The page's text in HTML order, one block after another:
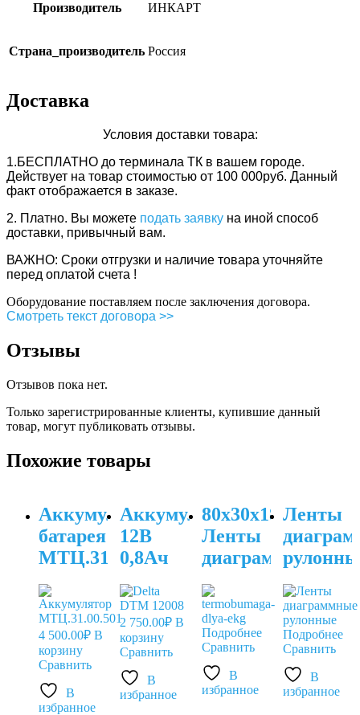
Производитель ИНКАРТ
Страна_производитель Россия
Доставка
Условия доставки товара:
1.БЕСПЛАТНО до терминала ТК в вашем городе.
Действует на товар стоимостью от 100 000руб. Данный
факт отображается в заказе.
2. Платно. Вы можете подать заявку на иной способ
доставки, привычный вам.
ВАЖНО: Сроки отгрузки и наличие товара уточняйте
перед оплатой счета !
Оборудование поставляем после заключения договора.
Смотреть текст договора >>
Отзывы
Отзывов пока нет.
Только зарегистрированные клиенты, купившие данный
товар, могут публиковать отзывы.
Похожие товары
Аккумуляторная
батарея
МТЦ.31.00.501
4 500.00₽ В
корзину
Сравнить
В
избранное
Аккумулятор
12В
0,8Ач
для
ГЕОЛИНКА
СПИРО-100
АЛЬТОН
2 750.00₽ В
корзину
Сравнить
В
избранное
80x30x18
Ленты
диаграммные
для
медицинских
приборов
Подробнее
Сравнить
В
избранное
Ленты
для
мед.
Подробнее
Сравнить
В
избранное